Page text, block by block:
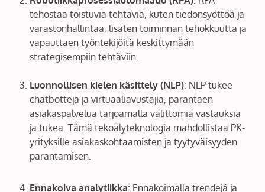
tehostaa toistuvia tehtäviä, kuten tiedonsyöttöä ja
varastonhallintaa, lisäten toiminnan tehokkuutta ja
vapauttaen työntekijöitä keskittymään
strategisempiin tehtäviin.
Luonnollisen kielen käsittely (NLP): NLP tukee
chatbotteja ja virtuaaliavustajia, parantaen
asiakaspalvelua tarjoamalla välittömiä vastauksia
ja tukea. Tämä tekoälyteknologia mahdollistaa PK-
yrityksille asiakaskohtaamisten ja tyytyväisyyden
parantamisen.
Ennakoiva analytiikka: Ennakoimalla trendejä ja